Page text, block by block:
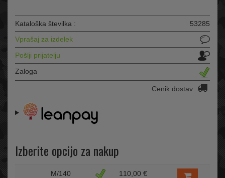
Kataloška številka :
53285
Vprašaj za izdelek
Pošlji prijatelju
Zaloga
Cenik dostav
Izberite opcijo za nakup
M/140 110,00 €